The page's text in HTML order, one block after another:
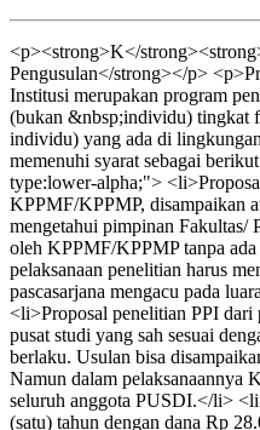
<p><strong>K</
Pengusulan</strong></p>
Institusi merupakan program
(bukan &nbsp;individu) tingkat
individu) yang ada di
memenuhi syarat sebagai
type:lower-alpha;">
KPPMF/KPPMP, disampaikan
mengetahui pimpinan Fakultas/
oleh KPPMF/KPPMP tanpa
pelaksanaan penelitian harus
pascasarjana mengacu pada
<li>Proposal penelitian PPI dari
pusat studi yang sah sesuai
berlaku. Usulan bisa
Namun dalam pelaksanaannya
seluruh anggota PUSDI.</li>
(satu) tahun dengan dana Rp